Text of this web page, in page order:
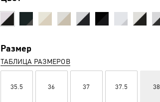
Размер
ТАБЛИЦА РАЗМЕРОВ
35.5 36 37 37.5 38